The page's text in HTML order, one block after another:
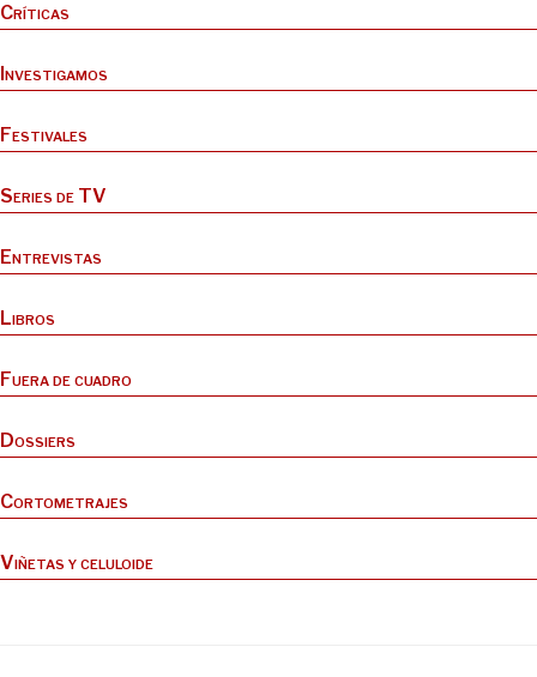
Críticas
Investigamos
Festivales
Series de TV
Entrevistas
Libros
Fuera de cuadro
Dossiers
Cortometrajes
Viñetas y celuloide